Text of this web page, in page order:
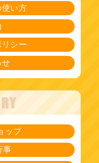
使い方
シー
せ
ップ
事